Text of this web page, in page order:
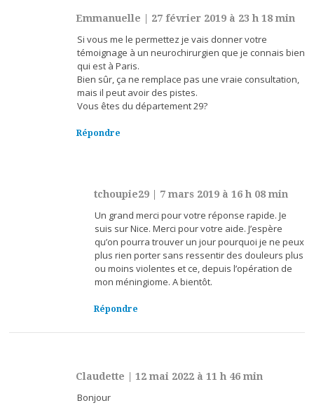
Emmanuelle 27 février 2019 à 23 h 18 min
Si vous me le permettez je vais donner votre
témoignage à un neurochirurgien que je connais bien
qui est à Paris.
Bien sûr, ça ne remplace pas une vraie consultation,
mais il peut avoir des pistes.
Vous êtes du département 29?
Répondre
tchoupie29| 7 mars 2019 à 16 h 08 min
Un grand merci pour votre réponse rapide. Je
suis sur Nice. Merci pour votre aide. J’espère
qu’on pourra trouver un jour pourquoi je ne peux
plus rien porter sans ressentir des douleurs plus
ou moins violentes et ce, depuis l’opération de
mon méningiome. A bientôt.
Répondre
Claudette |12 mai 2022 à 11 h 46 min
Bonjour